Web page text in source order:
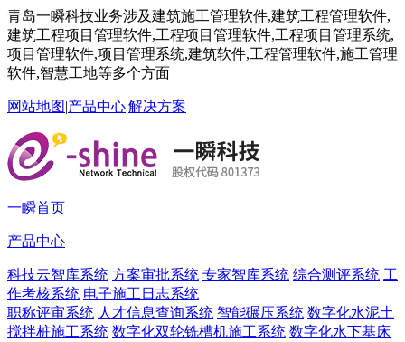
青岛一瞬科技业务涉及建筑施工管理软件,建筑工程管理软件,
建筑工程项目管理软件,工程项目管理软件,工程项目管理系统,
项目管理软件,项目管理系统,建筑软件,工程管理软件,施工管理
软件,智慧工地等多个方面
网站地图|产品中心|解决方案
一瞬首页
产品中心
科技云智库系统 方案审批系统 专家智库系统 综合测评系统 工
作考核系统 电子施工日志系统
职称评审系统 人才信息查询系统 智能碾压系统 数字化水泥土
搅拌桩施工系统 数字化双轮铣槽机施工系统 数字化水下基床